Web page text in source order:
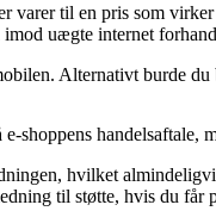
til en pris som
uægte internet
Alternativt burde
handelsaftale,
hvilket
til støtte, hvis du får